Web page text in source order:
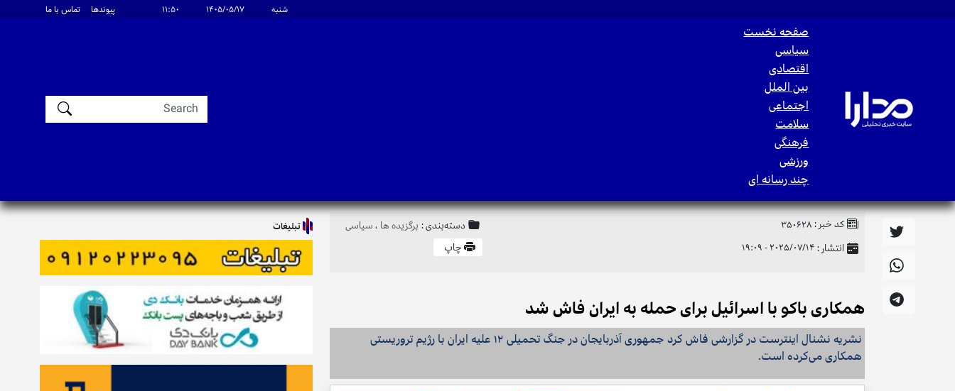
شنبه ۱۴۰۵/۰۵/۱۷ ۱۱:۵۰ پیوندها تماس با ما
صفحه نخست
سیاسی
اقتصادی
بین الملل
اجتماعی
سلامت
فرهنگی
ورزشی
چند رسانه ای
کد خبر : 350628
انتشار : 2025/07/14 - 19:09
دسته‌بندی : برگزیده ها ،سیاسی
چاپ
همکاری باکو با اسرائیل برای حمله به ایران فاش شد
نشریه نشنال اینترست در گزارشی فاش کرد جمهوری آذربایجان در جنگ تحمیلی ۱۲ علیه ایران با رژیم تروریستی
همکاری می‌کرده است.
تبلیغات